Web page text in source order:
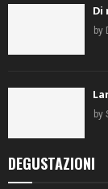
Di
by
by
DEGUSTAZIONI